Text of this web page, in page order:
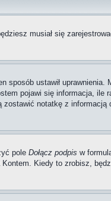
musiał się
ustawił
pojawi się informacja, ile
notatkę z
pole Dołącz podpis w
Kiedy to zrobisz,